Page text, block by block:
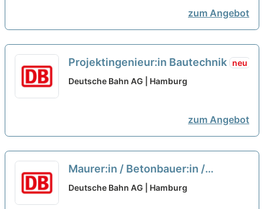
zum Angebot
Projektingenieur:in Bautechnik neu
Deutsche Bahn AG | Hamburg
zum Angebot
Maurer:in / Betonbauer:in /
Stahlbetonbauer:in als
Deutsche Bahn AG | Hamburg